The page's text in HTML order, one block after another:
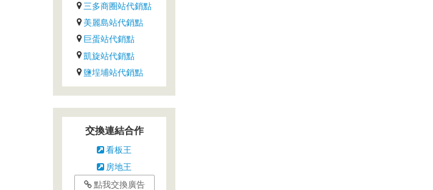
三多商圈站代銷點
美麗島站代銷點
巨蛋站代銷點
凱旋站代銷點
鹽埕埔站代銷點
交換連結合作
看板王
房地王
點我交換廣告